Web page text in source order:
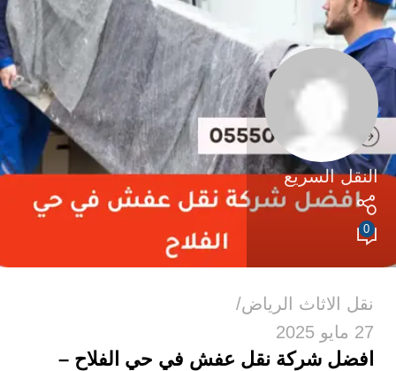
النقل السريع
0
نقل الاثاث الرياض
27 مايو 2025
افضل شركة نقل عفش في حي الفلاح –